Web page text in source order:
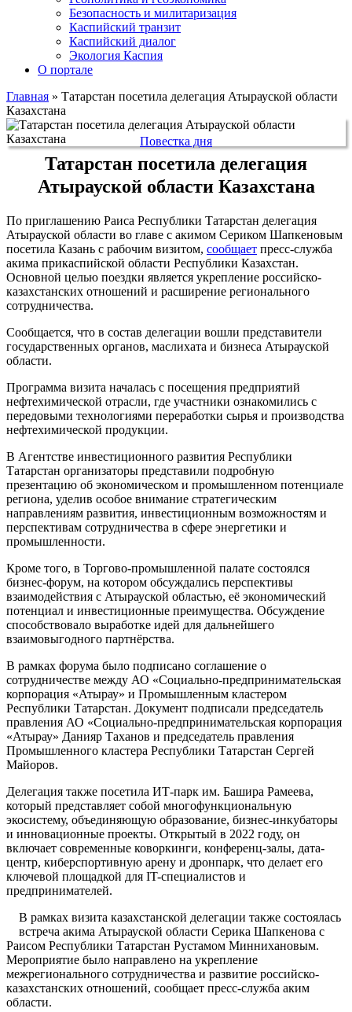
Безопасность и милитаризация
Каспийский транзит
Каспийский диалог
Экология Каспия
О портале
Главная » Татарстан посетила делегация Атырауской области
Казахстана
Повестка дня
Татарстан посетила делегация
Атырауской области Казахстана
По приглашению Раиса Республики Татарстан делегация
Атырауской области во главе с акимом Сериком Шапкеновым
посетила Казань с рабочим визитом, сообщает пресс-служба
акима прикаспийской области Республики Казахстан.
Основной целью поездки является укрепление российско-
казахстанских отношений и расширение регионального
сотрудничества.
Сообщается, что в состав делегации вошли представители
государственных органов, маслихата и бизнеса Атырауской
области.
Программа визита началась с посещения предприятий
нефтехимической отрасли, где участники ознакомились с
передовыми технологиями переработки сырья и производства
нефтехимической продукции.
В Агентстве инвестиционного развития Республики
Татарстан организаторы представили подробную
презентацию об экономическом и промышленном потенциале
региона, уделив особое внимание стратегическим
направлениям развития, инвестиционным возможностям и
перспективам сотрудничества в сфере энергетики и
промышленности.
Кроме того, в Торгово-промышленной палате состоялся
бизнес-форум, на котором обсуждались перспективы
взаимодействия с Атырауской областью, её экономический
потенциал и инвестиционные преимущества. Обсуждение
способствовало выработке идей для дальнейшего
взаимовыгодного партнёрства.
В рамках форума было подписано соглашение о
сотрудничестве между АО «Социально-предпринимательская
корпорация «Атырау» и Промышленным кластером
Республики Татарстан. Документ подписали председатель
правления АО «Социально-предпринимательская корпорация
«Атырау» Данияр Таханов и председатель правления
Промышленного кластера Республики Татарстан Сергей
Майоров.
Делегация также посетила ИТ-парк им. Башира Рамеева,
который представляет собой многофункциональную
экосистему, объединяющую образование, бизнес-инкубаторы
и инновационные проекты. Открытый в 2022 году, он
включает современные коворкинги, конференц-залы, дата-
центр, киберспортивную арену и дронпарк, что делает его
ключевой площадкой для IT-специалистов и
предпринимателей.
В рамках визита казахстанской делегации также состоялась
встреча акима Атырауской области Серика Шапкенова с
Раисом Республики Татарстан Рустамом Миннихановым.
Мероприятие было направлено на укрепление
межрегионального сотрудничества и развитие российско-
казахстанских отношений, сообщает пресс-служба аким
области.